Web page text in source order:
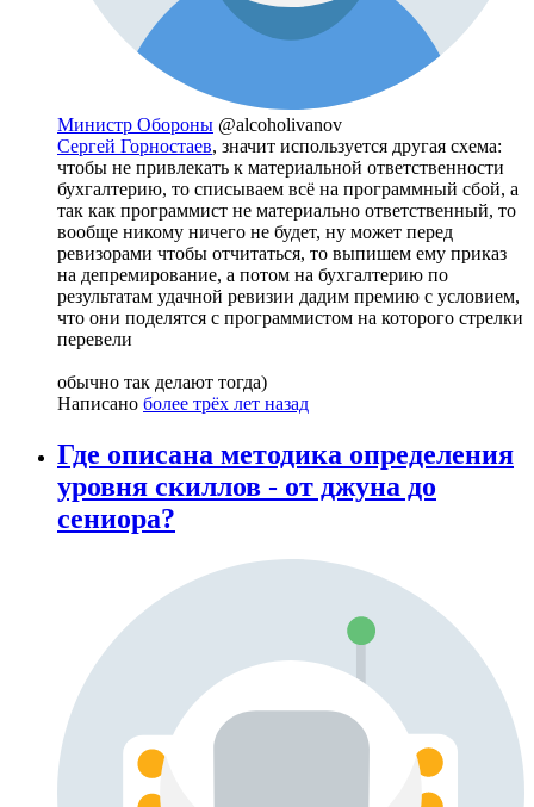
Министр Обороны @alcoholivanov
Сергей Горностаев, значит используется другая схема:
чтобы не привлекать к материальной ответственности
бухгалтерию, то списываем всё на программный сбой, а
так как программист не материально ответственный, то
вообще никому ничего не будет, ну может перед
ревизорами чтобы отчитаться, то выпишем ему приказ
на депремирование, а потом на бухгалтерию по
результатам удачной ревизии дадим премию с условием,
что они поделятся с программистом на которого стрелки
перевели
обычно так делают тогда)
Написано более трёх лет назад
Где описана методика определения
уровня скиллов - от джуна до
сениора?